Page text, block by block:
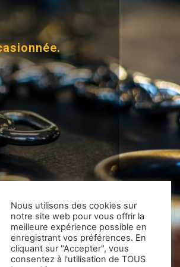
Nous utilisons des cookies sur
notre site web pour vous offrir la
meilleure expérience possible en
enregistrant vos préférences. En
cliquant sur "Accepter", vous
consentez à l'utilisation de TOUS